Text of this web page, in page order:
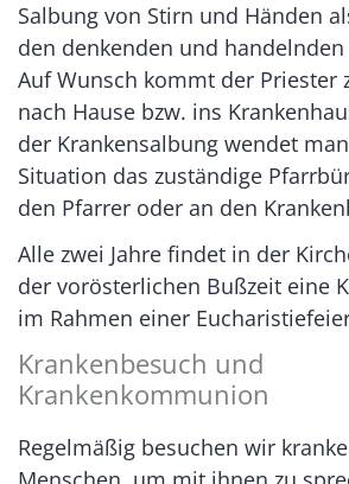
Salbung von Stirn und Händen
den denkenden und
Auf Wunsch kommt der Priester
nach Hause bzw. ins
der Krankensalbung wendet
Situation das zuständige
den Pfarrer oder an den
Alle zwei Jahre findet in der
der vorösterlichen Bußzeit eine
im Rahmen einer
Krankenbesuch und
Krankenkommunion
Regelmäßig besuchen wir